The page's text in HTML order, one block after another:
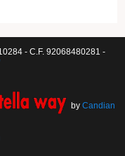
- C.F. 92068480281 -
by Candian